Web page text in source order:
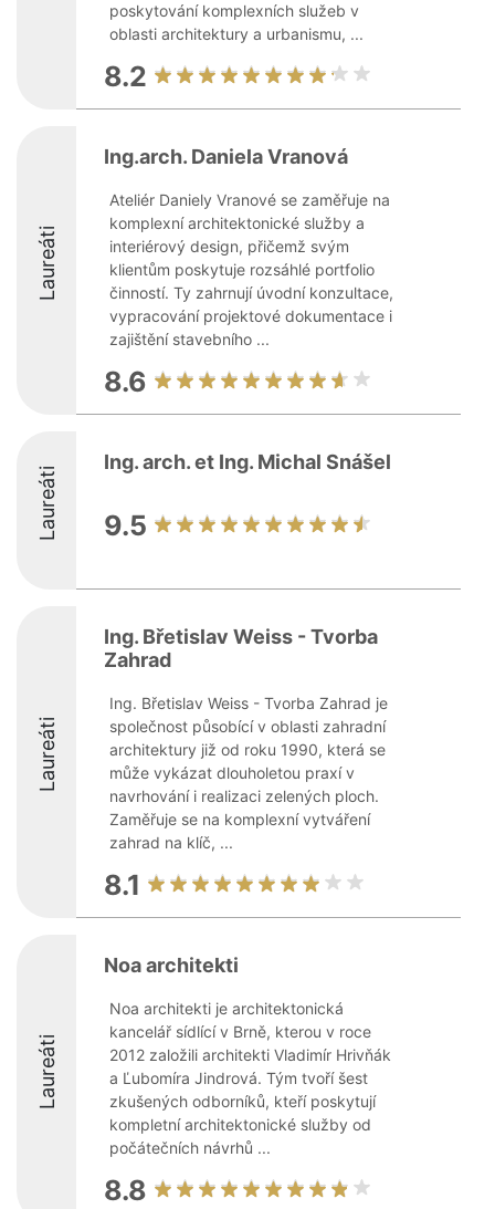
poskytování komplexních služeb v
oblasti architektury a urbanismu, ...
8.2
Laureáti
Ing.arch. Daniela Vranová
Ateliér Daniely Vranové se zaměřuje na
komplexní architektonické služby a
interiérový design, přičemž svým
klientům poskytuje rozsáhlé portfolio
činností. Ty zahrnují úvodní konzultace,
vypracování projektové dokumentace i
zajištění stavebního ...
8.6
Laureáti
Ing. arch. et Ing. Michal Snášel
9.5
Laureáti
Ing. Břetislav Weiss - Tvorba
Zahrad
Ing. Břetislav Weiss - Tvorba Zahrad je
společnost působící v oblasti zahradní
architektury již od roku 1990, která se
může vykázat dlouholetou praxí v
navrhování i realizaci zelených ploch.
Zaměřuje se na komplexní vytváření
zahrad na klíč, ...
8.1
Laureáti
Noa architekti
Noa architekti je architektonická
kancelář sídlící v Brně, kterou v roce
2012 založili architekti Vladimír Hrivňák
a Ľubomíra Jindrová. Tým tvoří šest
zkušených odborníků, kteří poskytují
kompletní architektonické služby od
počátečních návrhů ...
8.8